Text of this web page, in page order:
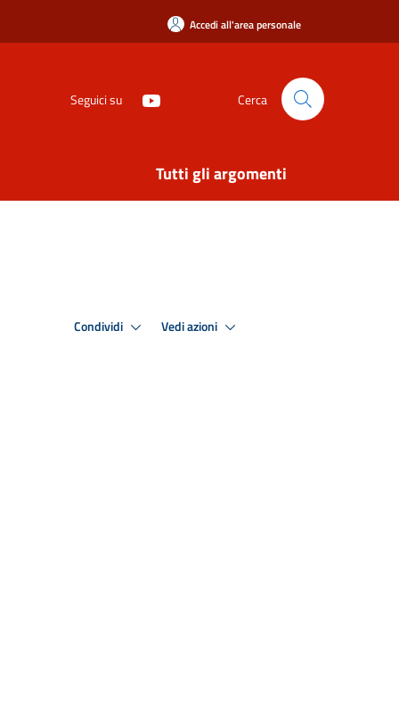
Accedi all'area personale
Seguici su Cerca
Tutti gli argomenti
Condividi Vedi azioni